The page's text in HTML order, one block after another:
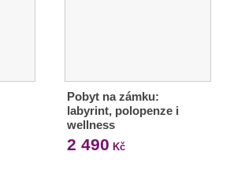
Pobyt na zámku:
labyrint, polopenze i
wellness
2 490 Kč